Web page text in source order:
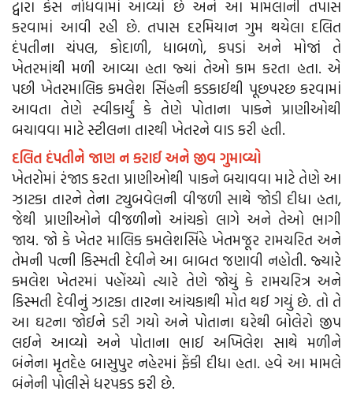
દ્વારા કેસ નોંધવામાં આવ્યો છે અને આ મામલાની તપાસ
કરવામાં આવી રહી છે. તપાસ દરમિયાન ગુમ થયેલા દલિત
દંપતીના ચંપલ, કોદાળી, ધાબળો, કપડાં અને મોજાં તે
ખેતરમાંથી મળી આવ્યા હતા જ્યાં તેઓ કામ કરતા હતા. એ
પછી ખેતરમાલિક કમલેશ સિંહની કડકાઈથી પૂછપરછ કરવામાં
આવતા તેણે સ્વીકાર્યું કે તેણે પોતાના પાકને પ્રાણીઓથી
બચાવવા માટે સ્ટીલના તારથી ખેતરને વાડ કરી હતી.
દલિત દંપતીને જાણ ન કરાઈ અને જીવ ગુમાવ્યો
ખેતરોમાં રંજાડ કરતા પ્રાણીઓથી પાકને બચાવવા માટે તેણે આ
ઝાટકા તારને તેના ટ્યુબવેલની વીજળી સાથે જોડી દીધા હતા,
જેથી પ્રાણીઓને વીજળીનો આંચકો લાગે અને તેઓ ભાગી
જાય. જો કે ખેતર માલિક કમલેશસિંહે ખેતમજૂર રામચરિત અને
તેમની પત્ની કિસ્મતી દેવીને આ બાબત જણાવી નહોતી. જ્યારે
કમલેશ ખેતરમાં પહોંચ્યો ત્યારે તેણે જોયું કે રામચરિત્ર અને
કિસ્મતી દેવીનું ઝાટકા તારના આંચકાથી મોત થઈ ગયું છે. તો તે
આ ઘટના જોઈને ડરી ગયો અને પોતાના ઘરેથી બોલેરો જીપ
લઈને આવ્યો અને પોતાના ભાઈ અખિલેશ સાથે મળીને
બંનેના મૃતદેહ બાસુપુર નહેરમાં ફેંકી દીધા હતા. હવે આ મામલે
બંનેની પોલીસે ધરપકડ કરી છે.